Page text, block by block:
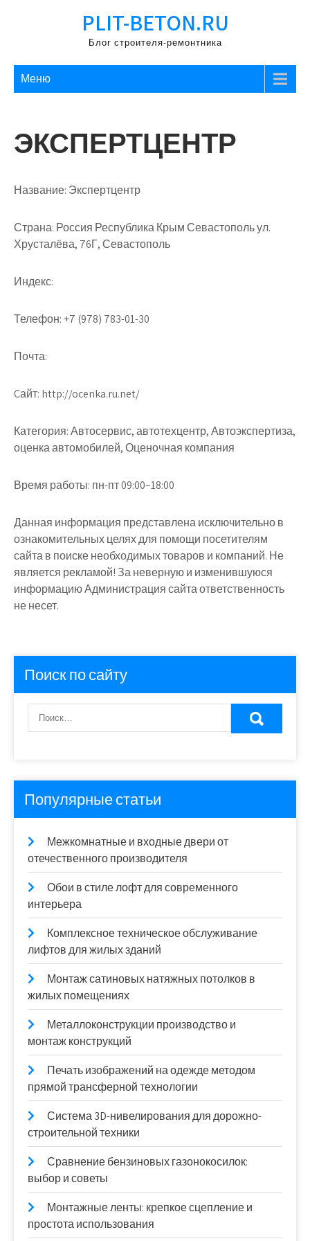
PLIT-BETON.RU
Блог строителя-ремонтника
Меню
ЭКСПЕРТЦЕНТР
Название: Экспертцентр
Страна: Россия Республика Крым Севастополь ул.
Хрусталёва, 76Г, Севастополь
Индекс:
Телефон: +7 (978) 783-01-30
Почта:
Cайт: http://ocenka.ru.net/
Категория:Автосервис, автотехцентр, Автоэкспертиза,
оценка автомобилей, Оценочная компания
Время работы: пн-пт 09:00–18:00
Данная информация представлена исключительно в
ознакомительных целях для помощи посетителям
сайта в поиске необходимых товаров и компаний. Не
является рекламой! За неверную и изменившуюся
информацию Администрация сайта ответственность
не несет.
Поиск по сайту
Популярные статьи
Межкомнатные и входные двери от
отечественного производителя
Обои в стиле лофт для современного
интерьера
Комплексное техническое обслуживание
лифтов для жилых зданий
Монтаж сатиновых натяжных потолков в
жилых помещениях
Металлоконструкции производство и
монтаж конструкций
Печать изображений на одежде методом
прямой трансферной технологии
Система 3D-нивелирования для дорожно-
строительной техники
Сравнение бензиновых газонокосилок:
выбор и советы
Монтажные ленты: крепкое сцепление и
простота использования